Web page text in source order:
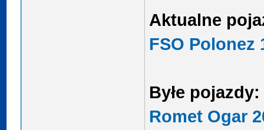
Aktualne
FSO Polonez
Byłe pojazdy:
Romet Ogar